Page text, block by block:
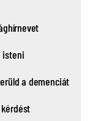
isteni
a demenciát